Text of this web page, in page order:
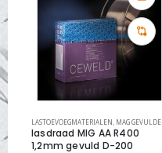
LASTOEVOEGMATERIALEN MAG GEVULDE LASDRADEN STAAL
lasdraad MIG AA R400
1,2mm gevuld D-200